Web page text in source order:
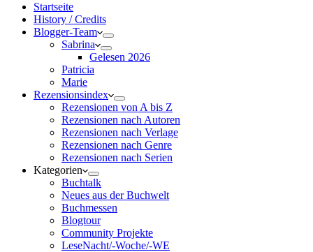
Startseite
History / Credits
Blogger-Team
Sabrina
Gelesen 2026
Patricia
Marie
Rezensionsindex
Rezensionen von A bis Z
Rezensionen nach Autoren
Rezensionen nach Verlage
Rezensionen nach Genre
Rezensionen nach Serien
Kategorien
Buchtalk
Neues aus der Buchwelt
Buchmessen
Blogtour
Community Projekte
LeseNacht/-Woche/-WE